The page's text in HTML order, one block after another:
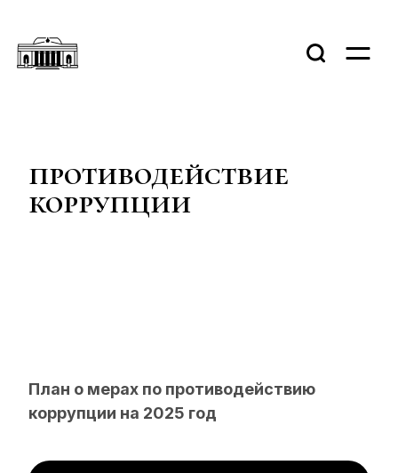
противодействие
коррупции
План о мерах по противодействию
коррупции на 2025 год